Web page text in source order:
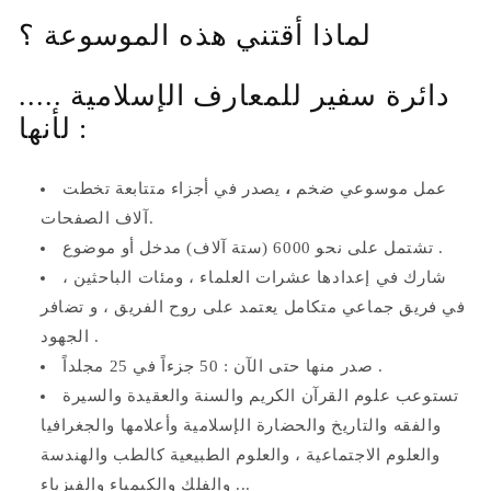
لماذا أقتني هذه الموسوعة ؟
دائرة سفير للمعارف الإسلامية .....
لأنها :
عمل موسوعي ضخم ، يصدر في أجزاء متتابعة تخطت
آلاف الصفحات.
تشتمل على نحو 6000 (ستة آلاف) مدخل أو موضوع .
شارك في إعدادها عشرات العلماء ، ومئات الباحثين ،
في فريق جماعي متكامل يعتمد على روح الفريق ، و تضافر
الجهود .
صدر منها حتى الآن : 50 جزءاً في 25 مجلداً .
تستوعب علوم القرآن الكريم والسنة والعقيدة والسيرة
والفقه والتاريخ والحضارة الإسلامية وأعلامها والجغرافيا
والعلوم الاجتماعية ، والعلوم الطبيعية كالطب والهندسة
والفلك والكيمياء والفيزياء ...